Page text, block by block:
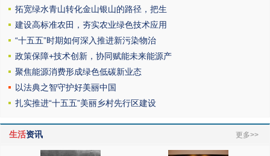
拓宽绿水青山转化金山银山的路径，把生
建设高标准农田，夯实农业绿色技术应用
“十五五”时期如何深入推进新污染物治
政策保障+技术创新，协同赋能未来能源产
聚焦能源消费形成绿色低碳新业态
以法典之智守护好美丽中国
扎实推进“十五五”美丽乡村先行区建设
生活资讯 更多>>